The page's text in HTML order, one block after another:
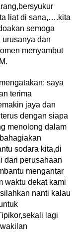
liat di sana,….kita
semoga
dan
menyambut
saya
terima
jaya dan
dengan siapa
menolong dalam
sodara kita,di
dari perusahaan
mengantar
waktu dekat kami
nanti kalau
lagi